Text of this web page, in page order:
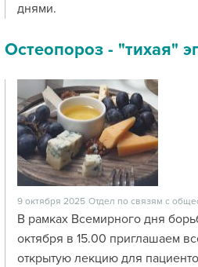
днями.
Остеопороз - "тихая"
9 октября 2025 Отдел по связям с
В рамках Всемирного дня
октября в 15.00 приглашаем
открытую лекцию для